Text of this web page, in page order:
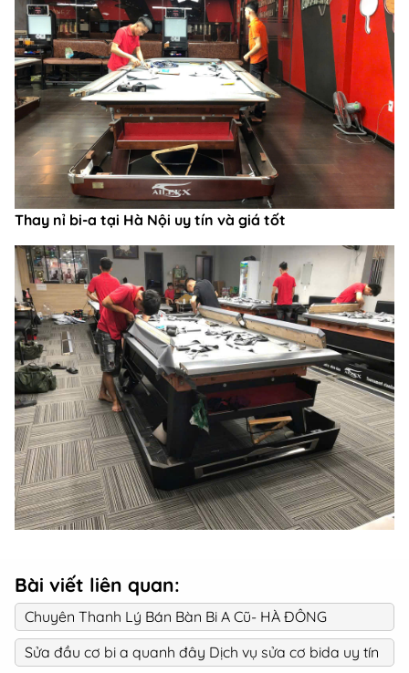
Thay nỉ bi-a tại Hà Nội uy tín và giá tốt
Bài viết liên quan:
Chuyên Thanh Lý Bán Bàn Bi A Cũ- HÀ ĐÔNG
Sửa đầu cơ bi a quanh đây Dịch vụ sửa cơ bida uy tín